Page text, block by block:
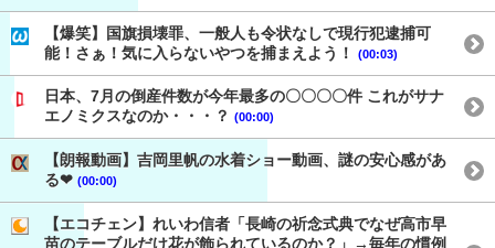
【爆笑】国旗損壊罪、一般人も令状なしで現行犯逮捕可
能！さぁ！気に入らないやつを捕まえよう！
(00:03)
日本、7月の倒産件数が今年最多の〇〇〇〇件 これがサナ
エノミクスなのか・・・？ (00:00)
【朗報動画】吉岡里帆の水着ショー動画、謎の安心感があ
る❤ (00:00)
【エコチェン】れいわ信者「長崎の祈念式典でなぜ高市早
苗のテーブルだけ花が飾られているのか？」→毎年の慣例